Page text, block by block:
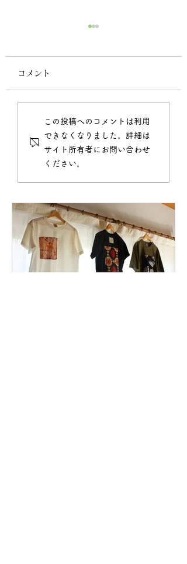
#005 「真摯、本気、
時々あそび」
コメント
この投稿へのコメントは利用
できなくなりました。詳細は
サイト所有者にお問い合わせ
ください。